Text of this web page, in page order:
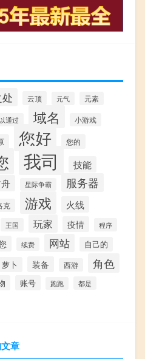
云顶 元气 元素
通过 域名 小游戏
您好 您的
我司 技能
星际争霸 服务器
克 游戏 火线
王国 玩家 疫情
程序
续费 网站 自己的
萝卜 装备 西游 角色
账号 跑跑
都是
章